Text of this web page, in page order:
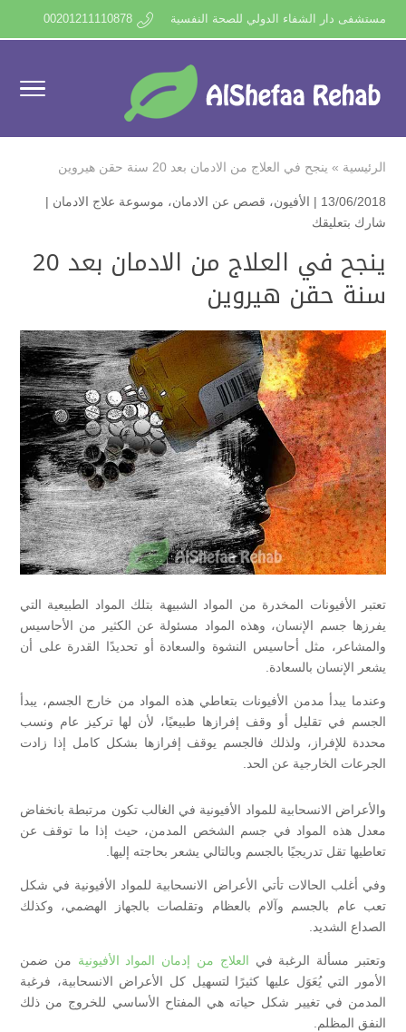
مستشفى دار الشفاء الدولي للصحة النفسية 00201211110878
الرئيسية » ينجح في العلاج من الادمان بعد 20 سنة حقن هيروين
13/06/2018 | الأفيون، قصص عن الادمان، موسوعة علاج الادمان |
شارك بتعليقك
ينجح في العلاج من الادمان بعد 20
سنة حقن هيروين
تعتبر الأفيونات المخدرة من المواد الشبيهة بتلك المواد الطبيعية التي
يفرزها جسم الإنسان، وهذه المواد مسئولة عن الكثير من الأحاسيس
والمشاعر، مثل أحاسيس النشوة والسعادة أو تحديدًا القدرة على أن
يشعر الإنسان بالسعادة.
وعندما يبدأ مدمن الأفيونات بتعاطي هذه المواد من خارج الجسم، يبدأ
الجسم في تقليل أو وقف إفرازها طبيعيًا، لأن لها تركيز عام ونسب
محددة للإفراز، ولذلك فالجسم يوقف إفرازها بشكل كامل إذا زادت
الجرعات الخارجية عن الحد.
والأعراض الانسحابية للمواد الأفيونية في الغالب تكون مرتبطة بانخفاض
معدل هذه المواد في جسم الشخص المدمن، حيث إذا ما توقف عن
تعاطيها تقل تدريجيًا بالجسم وبالتالي يشعر بحاجته إليها.
وفي أغلب الحالات تأتي الأعراض الانسحابية للمواد الأفيونية في شكل
تعب عام بالجسم وآلام بالعظام وتقلصات بالجهاز الهضمي، وكذلك
الصداع الشديد.
وتعتبر مسألة الرغبة في العلاج من إدمان المواد الأفيونية من ضمن
الأمور التي يُعَوَل عليها كثيرًا لتسهيل كل الأعراض الانسحابية، فرغبة
المدمن في تغيير شكل حياته هي المفتاح الأساسي للخروج من ذلك
النفق المظلم.